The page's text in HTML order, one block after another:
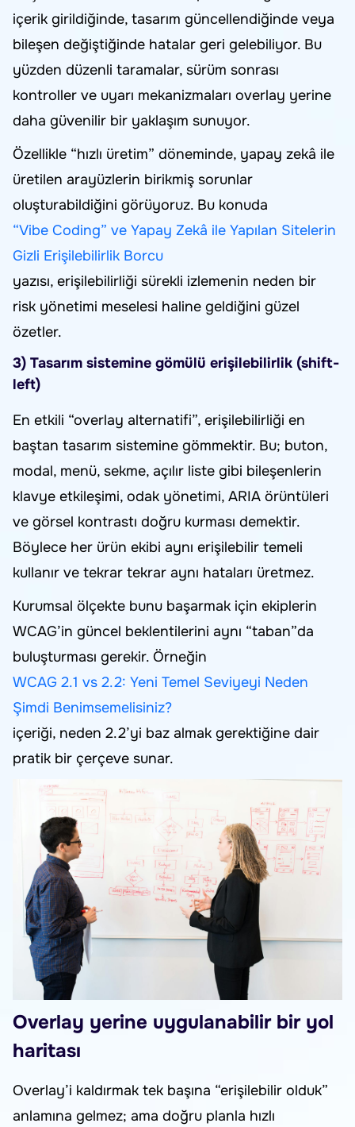
içerik girildiğinde, tasarım güncellendiğinde veya
bileşen değiştiğinde hatalar geri gelebiliyor. Bu
yüzden düzenli taramalar, sürüm sonrası
kontroller ve uyarı mekanizmaları overlay yerine
daha güvenilir bir yaklaşım sunuyor.
Özellikle “hızlı üretim” döneminde, yapay zekâ ile
üretilen arayüzlerin birikmiş sorunlar
oluşturabildiğini görüyoruz. Bu konuda
“Vibe Coding” ve Yapay Zekâ ile Yapılan Sitelerin
Gizli Erişilebilirlik Borcu
yazısı, erişilebilirliği sürekli izlemenin neden bir
risk yönetimi meselesi haline geldiğini güzel
özetler.
3) Tasarım sistemine gömülü erişilebilirlik (shift-
left)
En etkili “overlay alternatifi”, erişilebilirliği en
baştan tasarım sistemine gömmektir. Bu; buton,
modal, menü, sekme, açılır liste gibi bileşenlerin
klavye etkileşimi, odak yönetimi, ARIA örüntüleri
ve görsel kontrastı doğru kurması demektir.
Böylece her ürün ekibi aynı erişilebilir temeli
kullanır ve tekrar tekrar aynı hataları üretmez.
Kurumsal ölçekte bunu başarmak için ekiplerin
WCAG’in güncel beklentilerini aynı “taban”da
buluşturması gerekir. Örneğin
WCAG 2.1 vs 2.2: Yeni Temel Seviyeyi Neden
Şimdi Benimsemelisiniz?
içeriği, neden 2.2’yi baz almak gerektiğine dair
pratik bir çerçeve sunar.
Overlay yerine uygulanabilir bir yol
haritası
Overlay’i kaldırmak tek başına “erişilebilir olduk”
anlamına gelmez; ama doğru planla hızlı